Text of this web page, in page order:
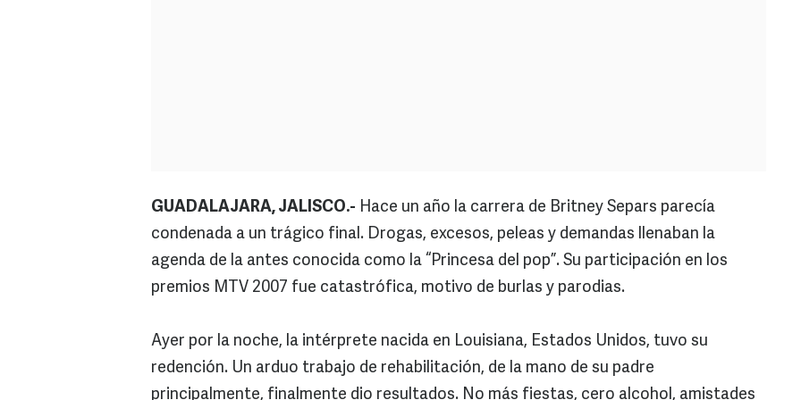
GUADALAJARA, JALISCO.- Hace un año la carrera de Britney Separs parecía
condenada a un trágico final. Drogas, excesos, peleas y demandas llenaban la
agenda de la antes conocida como la “Princesa del pop”. Su participación en los
premios MTV 2007 fue catastrófica, motivo de burlas y parodias.
Ayer por la noche, la intérprete nacida en Louisiana, Estados Unidos, tuvo su
redención. Un arduo trabajo de rehabilitación, de la mano de su padre
principalmente, finalmente dio resultados. No más fiestas, cero alcohol, amistades